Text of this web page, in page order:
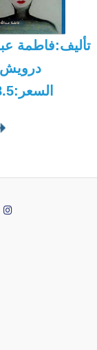
تأليف:فاطمة
درويش
السعر:8.5$